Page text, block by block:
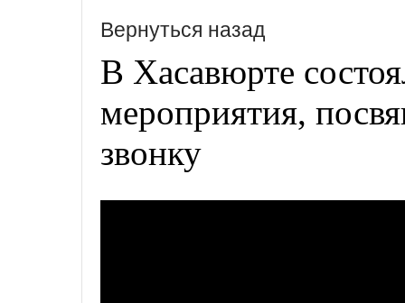
Вернуться назад
В Хасавюрте
мероприятия,
звонку